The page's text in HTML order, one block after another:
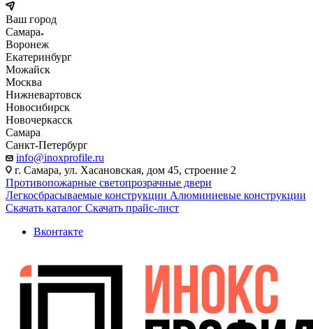
Ваш город
Самара
Воронеж
Екатеринбург
Можайск
Москва
Нижневартовск
Новосибирск
Новочеркасск
Самара
Санкт-Петербург
info@inoxprofile.ru
г. Самара, ул. Хасановская, дом 45, строение 2
Противопожарные светопрозрачные двери
Легкосбрасываемые конструкции Алюминиевые конструкции
Скачать каталог Скачать прайс-лист
Вконтакте